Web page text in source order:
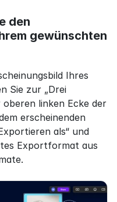
den
gewünschten
Ihres
Sie zur „Drei
linken Ecke der
erscheinenden
als“ und
Exportformat aus